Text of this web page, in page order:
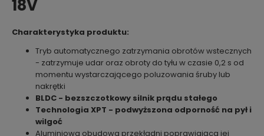
18V
Charakterystyka produktu:
Tryb automatycznego zatrzymania obrotów wstecznych
- zatrzymuje udar oraz obroty do tyłu w czasie 0,2 s od
momentu wystarczającego poluzowania śruby lub
nakrętki
BLDC - bezszczotkowy silnik prądu stałego
Technologia XPT - podwyższona odporność na pył i
wilgoć
Aluminiowa obudowa przekładni poprawiająca jej